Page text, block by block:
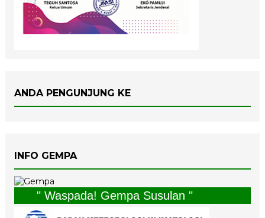
ANDA PENGUNJUNG KE
INFO GEMPA
" Waspada! Gempa Susulan "